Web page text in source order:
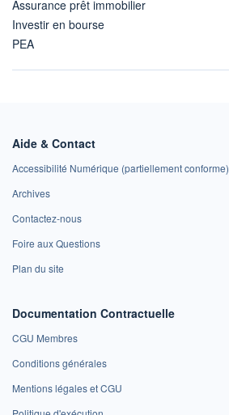
Assurance prêt immobilier
Investir en bourse
PEA
Aide & Contact
Accessibilité Numérique (partiellement conforme)
Archives
Contactez-nous
Foire aux Questions
Plan du site
Documentation Contractuelle
CGU Membres
Conditions générales
Mentions légales et CGU